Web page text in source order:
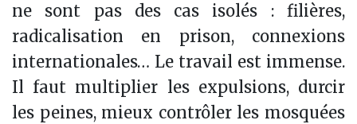
ne sont pas des cas isolés : filières,
radicalisation en prison, connexions
internationales… Le travail est immense.
Il faut multiplier les expulsions, durcir
les peines, mieux contrôler les mosquées